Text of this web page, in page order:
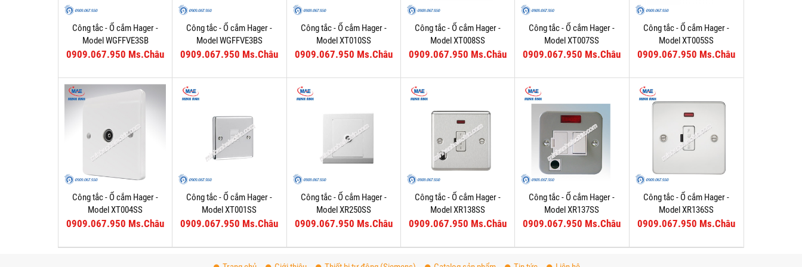
Công tắc - Ổ cắm Hager -
Model WGFFVE3SB
0909.067.950 Ms.Châu
Công tắc - Ổ cắm Hager -
Model WGFFVE3BS
0909.067.950 Ms.Châu
Công tắc - Ổ cắm Hager -
Model XT010SS
0909.067.950 Ms.Châu
Công tắc - Ổ cắm Hager -
Model XT008SS
0909.067.950 Ms.Châu
Công tắc - Ổ cắm Hager -
Model XT007SS
0909.067.950 Ms.Châu
Công tắc - Ổ cắm Hager -
Model XT005SS
0909.067.950 Ms.Châu
Công tắc - Ổ cắm Hager -
Model XT004SS
0909.067.950 Ms.Châu
Công tắc - Ổ cắm Hager -
Model XT001SS
0909.067.950 Ms.Châu
Công tắc - Ổ cắm Hager -
Model XR250SS
0909.067.950 Ms.Châu
Công tắc - Ổ cắm Hager -
Model XR138SS
0909.067.950 Ms.Châu
Công tắc - Ổ cắm Hager -
Model XR137SS
0909.067.950 Ms.Châu
Công tắc - Ổ cắm Hager -
Model XR136SS
0909.067.950 Ms.Châu